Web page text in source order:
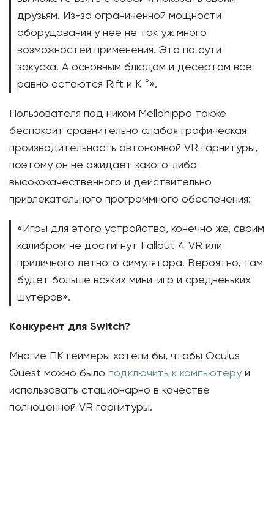
друзьям. Из-за ограниченной мощности
оборудования у нее не так уж много
возможностей применения. Это по сути
закуска. А основным блюдом и десертом все
равно остаются Rift и К °».
Пользователя под ником Mellohippo также
беспокоит сравнительно слабая графическая
производительность автономной VR гарнитуры,
поэтому он не ожидает какого-либо
высококачественного и действительно
привлекательного программного обеспечения:
«Игры для этого устройства, конечно же, своим
калибром не достигнут Fallout 4 VR или
приличного летного симулятора. Вероятно, там
будет больше всяких мини-игр и средненьких
шутеров».
Конкурент для Switch?
Многие ПК геймеры хотели бы, чтобы Oculus
Quest можно было подключить к компьютеруи
использовать стационарно в качестве
полноценной VR гарнитуры.